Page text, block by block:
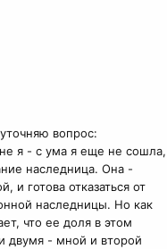
вопрос:
не я - с ума я еще не сошла,
наследница. Она -
и готова отказаться от
наследницы. Но как
что ее доля в этом
двумя - мной и второй